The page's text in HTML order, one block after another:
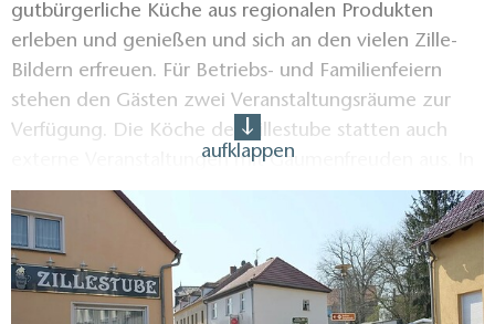
gutbürgerliche Küche aus regionalen Produkten
erleben und genießen und sich an den vielen Zille-
Bildern erfreuen. Für Betriebs- und Familienfeiern
stehen den Gästen zwei Veranstaltungsräume zur
Verfügung. Die Köche der Zillestube statten auch
externe Veranstaltungen mit Gaumenfreuden aus. In
den Sommermonaten hat ein kleiner Biergarten für
Sie geöffnet.
aufklappen